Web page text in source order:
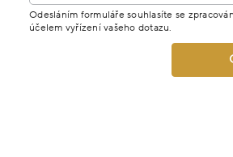
Odesláním formuláře souhlasíte se
účelem vyřízení vašeho dotazu.